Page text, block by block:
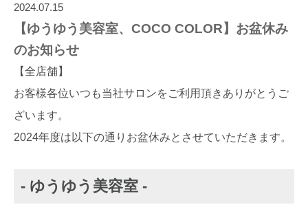
2024.07.15
【ゆうゆう美容室、COCO COLOR】お盆休み
のお知らせ
【全店舗】
お客様各位いつも当社サロンをご利用頂きありがとうご
ざいます。
2024年度は以下の通りお盆休みとさせていただきます。
- ゆうゆう美容室 -